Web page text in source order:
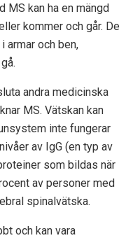
MS kan ha en mängd
kommer och går. De
armar och ben,
andra medicinska
MS. Vätskan kan
inte fungerar
av IgG (en typ av
som bildas när
av personer med
spinalvätska.
och kan vara